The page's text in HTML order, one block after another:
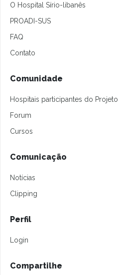
O Hospital Sírio-libanês
PROADI-SUS
FAQ
Contato
Comunidade
Hospitais participantes do Projeto
Forum
Cursos
Comunicação
Notícias
Clipping
Perfil
Login
Compartilhe